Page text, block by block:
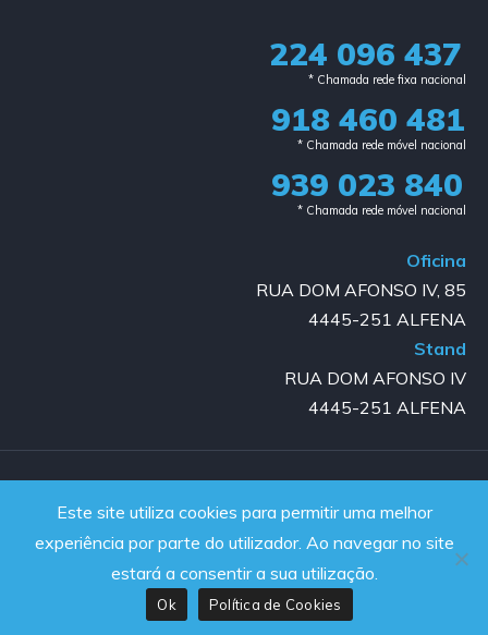
224 096 437
* Chamada rede fixa nacional​
918 460 481
* Chamada rede móvel nacional
939 023 840​
* Chamada rede móvel nacional
Oficina
RUA DOM AFONSO IV, 85
4445-251 ALFENA
Stand
RUA DOM AFONSO IV
4445-251 ALFENA
Powered by JanelaWeb
Este site utiliza cookies para permitir uma melhor
experiência por parte do utilizador. Ao navegar no site
estará a consentir a sua utilização.
Ok Política de Cookies